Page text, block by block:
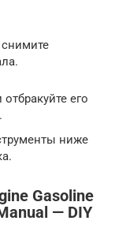
его
ниже
Gasoline
— DIY